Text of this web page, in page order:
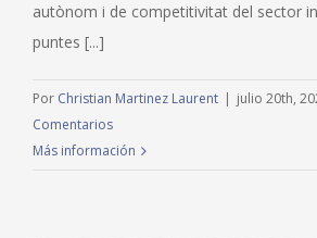
autònom i de competitivitat del sector
puntes [...]
Por Christian Martinez Laurent | julio 20th,
Comentarios
Más información